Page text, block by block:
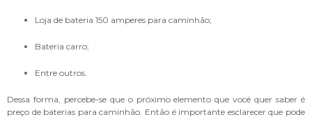
loja de bateria 150 amperes para caminhão;
bateria carro;
entre outros.
Dessa forma, percebe-se que o próximo elemento que você quer saber é
preço de baterias para caminhão. Então é importante esclarecer que pode